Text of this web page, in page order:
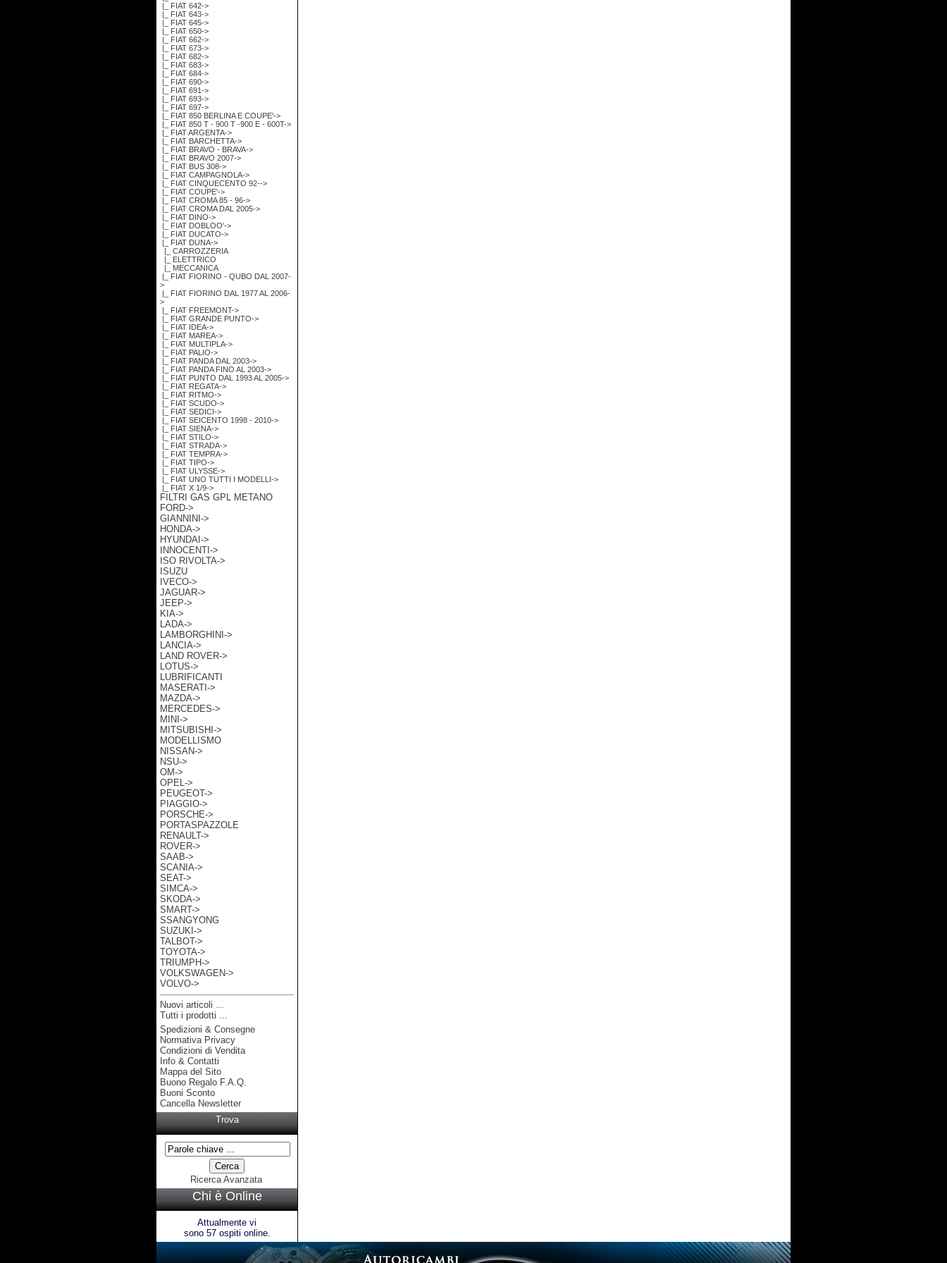
|_ FIAT 642->
|_ FIAT 643->
|_ FIAT 645->
|_ FIAT 650->
|_ FIAT 662->
|_ FIAT 673->
|_ FIAT 682->
|_ FIAT 683->
|_ FIAT 684->
|_ FIAT 690->
|_ FIAT 691->
|_ FIAT 693->
|_ FIAT 697->
|_ FIAT 850 BERLINA E COUPE'->
|_ FIAT 850 T - 900 T -900 E - 600T->
|_ FIAT ARGENTA->
|_ FIAT BARCHETTA->
|_ FIAT BRAVO - BRAVA->
|_ FIAT BRAVO 2007->
|_ FIAT BUS 308->
|_ FIAT CAMPAGNOLA->
|_ FIAT CINQUECENTO 92-->
|_ FIAT COUPE'->
|_ FIAT CROMA 85 - 96->
|_ FIAT CROMA DAL 2005->
|_ FIAT DINO->
|_ FIAT DOBLOO'->
|_ FIAT DUCATO->
|_ FIAT DUNA->
|_ CARROZZERIA
|_ ELETTRICO
|_ MECCANICA
|_ FIAT FIORINO - QUBO DAL 2007-
>
|_ FIAT FIORINO DAL 1977 AL 2006-
>
|_ FIAT FREEMONT->
|_ FIAT GRANDE PUNTO->
|_ FIAT IDEA->
|_ FIAT MAREA->
|_ FIAT MULTIPLA->
|_ FIAT PALIO->
|_ FIAT PANDA DAL 2003->
|_ FIAT PANDA FINO AL 2003->
|_ FIAT PUNTO DAL 1993 AL 2005->
|_ FIAT REGATA->
|_ FIAT RITMO->
|_ FIAT SCUDO->
|_ FIAT SEDICI->
|_ FIAT SEICENTO 1998 - 2010->
|_ FIAT SIENA->
|_ FIAT STILO->
|_ FIAT STRADA->
|_ FIAT TEMPRA->
|_ FIAT TIPO->
|_ FIAT ULYSSE->
|_ FIAT UNO TUTTI I MODELLI->
|_ FIAT X 1/9->
FILTRI GAS GPL METANO
FORD->
GIANNINI->
HONDA->
HYUNDAI->
INNOCENTI->
ISO RIVOLTA->
ISUZU
IVECO->
JAGUAR->
JEEP->
KIA->
LADA->
LAMBORGHINI->
LANCIA->
LAND ROVER->
LOTUS->
LUBRIFICANTI
MASERATI->
MAZDA->
MERCEDES->
MINI->
MITSUBISHI->
MODELLISMO
NISSAN->
NSU->
OM->
OPEL->
PEUGEOT->
PIAGGIO->
PORSCHE->
PORTASPAZZOLE
RENAULT->
ROVER->
SAAB->
SCANIA->
SEAT->
SIMCA->
SKODA->
SMART->
SSANGYONG
SUZUKI->
TALBOT->
TOYOTA->
TRIUMPH->
VOLKSWAGEN->
VOLVO->
Nuovi articoli ...
Tutti i prodotti ...
Informazioni
Spedizioni & Consegne
Normativa Privacy
Condizioni di Vendita
Info & Contatti
Mappa del Sito
Buono Regalo F.A.Q.
Buoni Sconto
Cancella Newsletter
Trova
Ricerca Avanzata
Chi è Online
Attualmente vi
sono 57 ospiti online.